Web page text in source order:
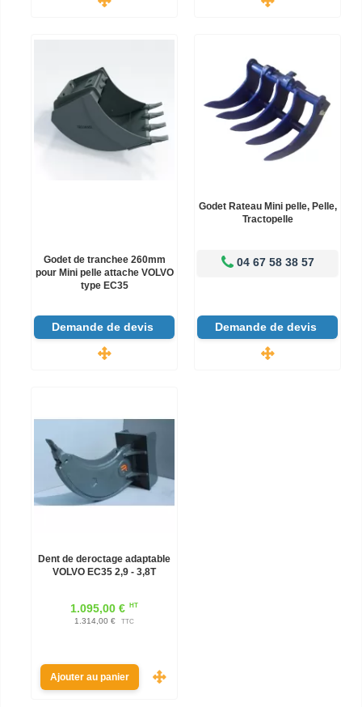
Godet de tranchee 260mm
pour Mini pelle attache VOLVO
type EC35
Demande de devis
Godet Rateau Mini pelle, Pelle,
Tractopelle
04 67 58 38 57
Demande de devis
Dent de deroctage adaptable
VOLVO EC35 2,9 - 3,8T
1.095,00 € HT
1.314,00 € TTC
Ajouter au panier